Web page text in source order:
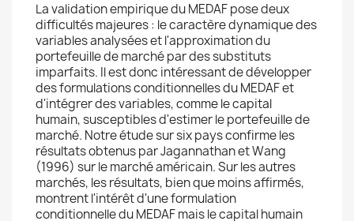
La validation empirique du MEDAF pose deux
difficultés majeures : le caractère dynamique des
variables analysées et l'approximation du
portefeuille de marché par des substituts
imparfaits. Il est donc intéressant de développer
des formulations conditionnelles du MEDAF et
d'intégrer des variables, comme le capital
humain, susceptibles d'estimer le portefeuille de
marché. Notre étude sur six pays confirme les
résultats obtenus par Jagannathan et Wang
(1996) sur le marché américain. Sur les autres
marchés, les résultats, bien que moins affirmés,
montrent l'intérêt d'une formulation
conditionnelle du MEDAF mais le capital humain